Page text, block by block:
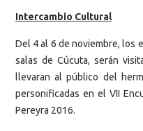
Intercambio Cultural
Del 4 al 6 de noviembre, los
salas de Cúcuta, serán
llevaran al público del
personificadas en el VII
Pereyra 2016.